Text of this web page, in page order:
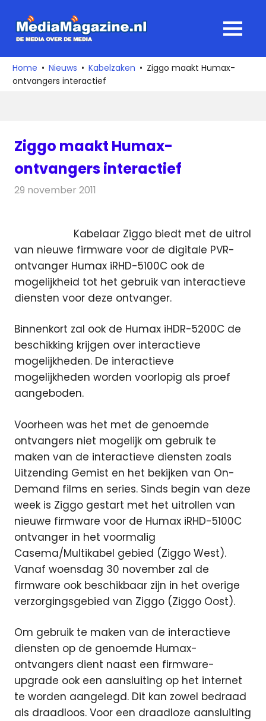
naar
media
over
de
MENU
Home Nieuws Kabelzaken
Ziggo maakt Humax-
ontvangers interactief
Ziggo maakt Humax-
ontvangers interactief
29 november 2011
Kabelaar Ziggo biedt met de uitrol
van nieuwe firmware voor de digitale PVR-
ontvanger Humax iRHD-5100C ook de
mogelijkheid tot het gebruik van interactieve
diensten voor deze ontvanger.
Binnenkort zal ook de Humax iHDR-5200C de
beschikking krijgen over interactieve
mogelijkheden. De interactieve
mogelijkheden worden voorlopig als proef
aangeboden.
Voorheen was het met de genoemde
ontvangers niet mogelijk om gebruik te
maken van de interactieve diensten zoals
Uitzending Gemist en het bekijken van On-
Demand films en series. Sinds begin van deze
week is Ziggo gestart met het uitrollen van
nieuwe firmware voor de Humax iRHD-5100C
ontvanger in het voormalig
Casema/Multikabel gebied (Ziggo West).
Vanaf woensdag 30 november zal de
firmware ook beschikbaar zijn in het overige
verzorgingsgebied van Ziggo (Ziggo Oost).
Om gebruik te maken van de interactieve
diensten op de genoemde Humax-
ontvangers dient naast een firmware-
upgrade ook een aansluiting op het internet
te worden aangelegd. Dit kan zowel bedraad
als draadloos. Voor een draadloze aansluiting